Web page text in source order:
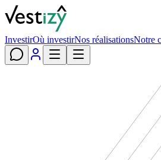
InvestirOù investirNos réalisationsNotre